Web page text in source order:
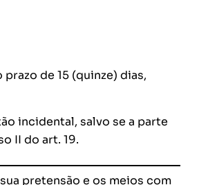
de 15 (quinze) dias,
incidental, salvo se a parte
II do art. 19.
pretensão e os meios com